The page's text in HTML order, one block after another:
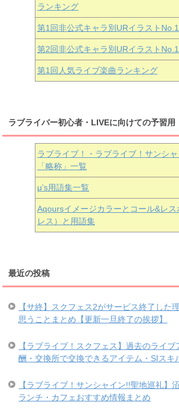
ランキング
第1回非公式キャラ別URイラスト
第2回非公式キャラ別URイラスト
第1回人気ライブ楽曲ランキング
ラブライバー初心者・LIVEに向けての予習用
ラブライブ！・ラブライブ！サンシ
「略称」一覧
μ’s用語集一覧
Aqoursイメージカラーとコール&レス
レス）と用語集
最近の投稿
【サ終】スクフェス2がサービス終了した
思うことまとめ【更新一旦終了の挨拶】
【ラブライブ！スクフェス】過去のライ
酬・交換所で交換できるアイテム・SIスキ
【ラブライブ！サンシャイン!!聖地巡礼】
ランチ・カフェおすすめ情報まとめ